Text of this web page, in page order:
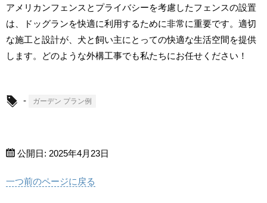
アメリカンフェンスとプライバシーを考慮したフェンスの設置
は、ドッグランを快適に利用するために非常に重要です。適切
な施工と設計が、犬と飼い主にとっての快適な生活空間を提供
します。どのような外構工事でも私たちにお任せください！
- ガーデン プラン例
公開日: 2025年4月23日
一つ前のページに戻る